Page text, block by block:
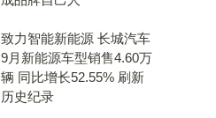
致力智能新能源 长城汽车
9月新能源车型销售4.60万
辆 同比增长52.55% 刷新
历史纪录